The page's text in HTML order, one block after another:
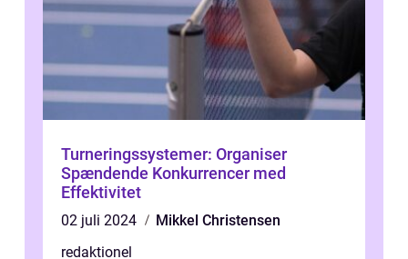
Turneringssystemer: Organiser
Spændende Konkurrencer med
Effektivitet
02 juli 2024
Mikkel Christensen
redaktionel